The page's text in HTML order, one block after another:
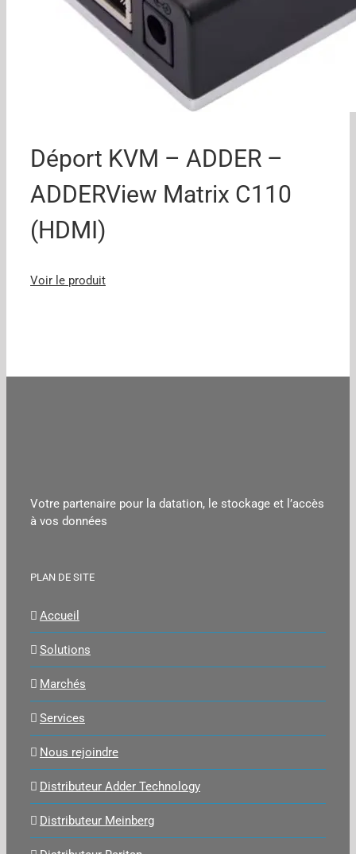
Déport KVM – ADDER –
ADDERView Matrix C110
(HDMI)
Voir le produit
Votre partenaire pour la datation, le stockage et l’accès
à vos données
PLAN DE SITE
Accueil
Solutions
Marchés
Services
Nous rejoindre
Distributeur Adder Technology
Distributeur Meinberg